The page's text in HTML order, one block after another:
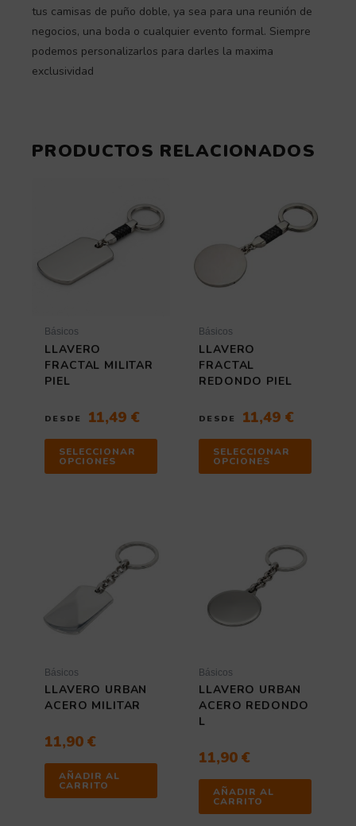
tus camisas de puño doble, ya sea para una reunión de
negocios, una boda o cualquier evento formal. Siempre
podemos personalizarlos para darles la maxima
exclusividad
PRODUCTOS RELACIONADOS
Básicos
LLAVERO
FRACTAL MILITAR
PIEL
DESDE 11,49 €
SELECCIONAR
OPCIONES
tiene
múltiples
opciones
Básicos
LLAVERO
FRACTAL
REDONDO PIEL
DESDE 11,49 €
SELECCIONAR
OPCIONES
tiene
múltiples
Básicos
LLAVERO URBAN
ACERO MILITAR
11,90 €
AÑADIR AL
CARRITO
Básicos
LLAVERO URBAN
ACERO REDONDO
L
11,90 €
AÑADIR AL
CARRITO